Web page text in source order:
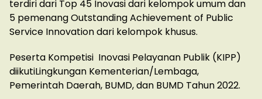
terdiri dari Top 45 Inovasi dari kelompok umum dan
5 pemenang Outstanding Achievement of Public
Service Innovation dari kelompok khusus.
Peserta Kompetisi Inovasi Pelayanan Publik (KIPP)
diikutiLingkungan Kementerian/Lembaga,
Pemerintah Daerah, BUMD, dan BUMD Tahun 2022.